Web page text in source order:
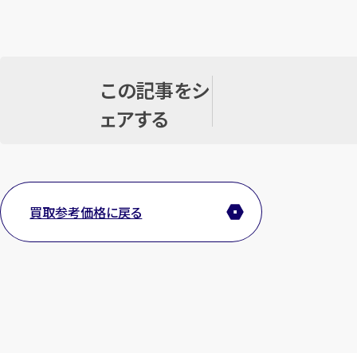
この記事をシ
ェアする
買取参考価格に戻る